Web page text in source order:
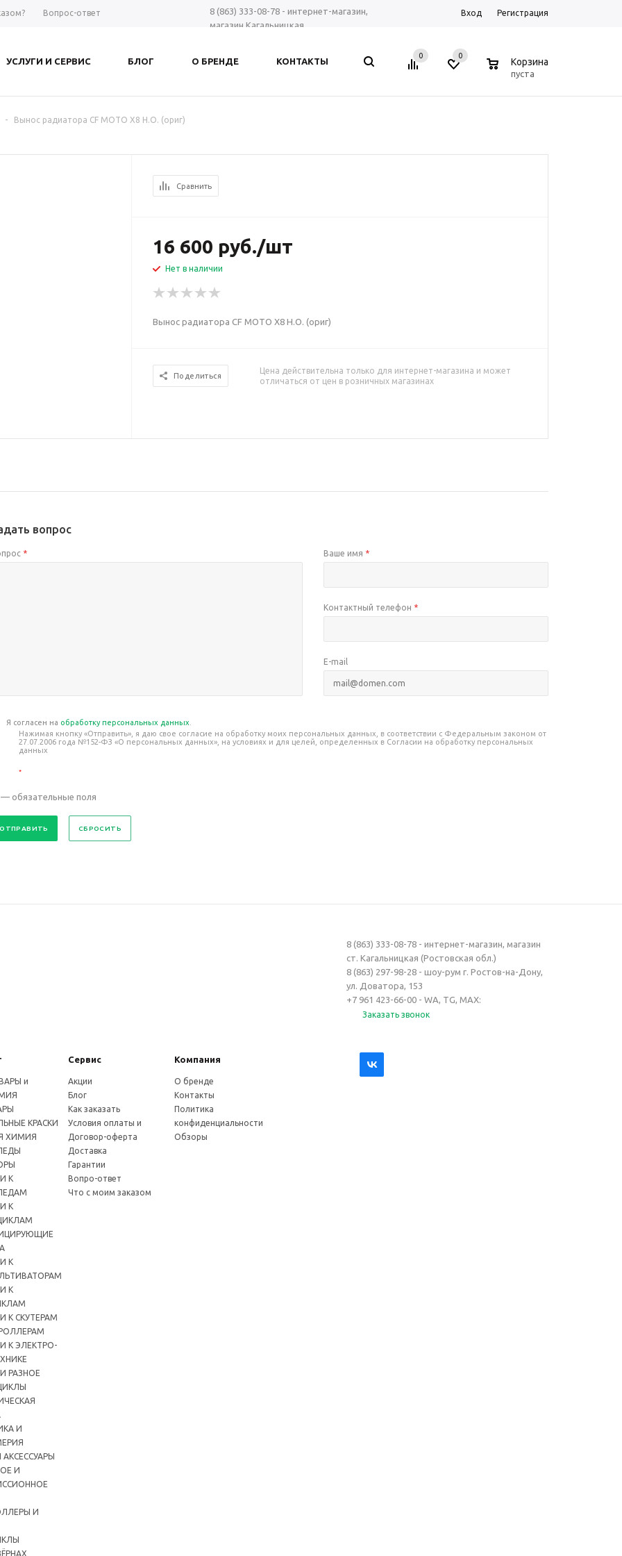
Вопрос-ответ
8 (863) 333-08-78 - интернет-магазин,
магазин Кагальницкая
+7 961 423-66-00 - MAX, Telegram, WhatsApp
Вход Регистрация
УСЛУГИ И СЕРВИС БЛОГ О БРЕНДЕ КОНТАКТЫ
0 0
Корзина
пуста
- Вынос радиатора CF MOTO X8 H.O. (ориг)
Сравнить
16 600 руб./шт
Нет в наличии
Вынос радиатора CF MOTO X8 H.O. (ориг)
Поделиться
Цена действительна только для интернет-магазина и может
отличаться от цен в розничных магазинах
вопрос
* Ваше имя *
Контактный телефон *
E-mail
Я согласен на обработку персональных данных
Нажимая кнопку «Отправить», я даю свое согласие на обработку моих персональных данных, в соответствии с Федеральным законом от
27.07.2006 года №152-ФЗ «О персональных данных», на условиях и для целей, определенных в Согласии на обработку персональных
данных
*
обязательные поля
СБРОСИТЬ
8 (863) 333-08-78 - интернет-магазин, магазин
ст. Кагальницкая (Ростовская обл.)
8 (863) 297-98-28 - шоу-рум г. Ростов-на-Дону,
ул. Доватора, 153
+7 961 423-66-00 - WA, TG, MAX:
Заказать звонок
Сервис Компания
и
КРАСКИ
ХИМИЯ
К
К
К
К
К СКУТЕРАМ
К ЭЛЕКТРО-
РАЗНОЕ
И
И
И
Акции
Блог
Как заказать
Условия оплаты и
Договор-оферта
Доставка
Гарантии
Вопро-ответ
Что с моим заказом
О бренде
Контакты
Политика
конфиденциальности
Обзоры